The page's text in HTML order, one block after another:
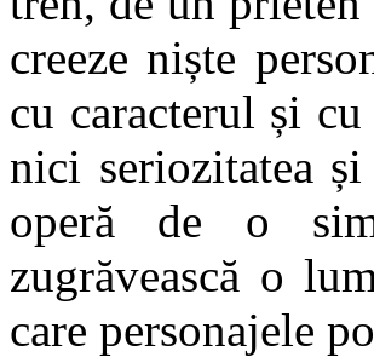
creeze niște
cu caracterul și
nici seriozitatea
operă de o
zugrăvească o
care personajele